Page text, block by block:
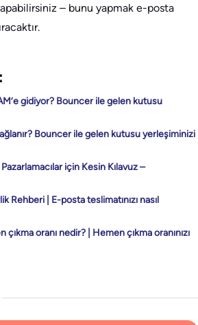
– bunu yapmak e-posta
gidiyor? Bouncer ile gelen kutusu
Bouncer ile gelen kutusu yerleşiminizi
için Kesin Kılavuz –
Rehberi | E-posta teslimatınızı nasıl
oranı nedir? | Hemen çıkma oranınızı